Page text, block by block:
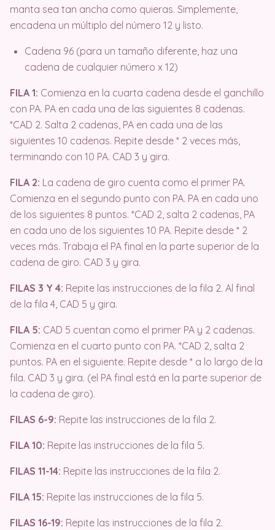
manta sea tan ancha como quieras. Simplemente,
encadena un múltiplo del número 12 y listo.
Cadena 96 (para un tamaño diferente, haz una
cadena de cualquier número x 12)
FILA 1: Comienza en la cuarta cadena desde el ganchillo
con PA. PA en cada una de las siguientes 8 cadenas.
*CAD 2. Salta 2 cadenas, PA en cada una de las
siguientes 10 cadenas. Repite desde * 2 veces más,
terminando con 10 PA. CAD 3 y gira.
FILA 2: La cadena de giro cuenta como el primer PA.
Comienza en el segundo punto con PA. PA en cada uno
de los siguientes 8 puntos. *CAD 2, salta 2 cadenas, PA
en cada uno de los siguientes 10 PA. Repite desde * 2
veces más. Trabaja el PA final en la parte superior de la
cadena de giro. CAD 3 y gira.
FILAS 3 Y 4: Repite las instrucciones de la fila 2. Al final
de la fila 4, CAD 5 y gira.
FILA 5: CAD 5 cuentan como el primer PA y 2 cadenas.
Comienza en el cuarto punto con PA. *CAD 2, salta 2
puntos. PA en el siguiente. Repite desde * a lo largo de la
fila. CAD 3 y gira. (el PA final está en la parte superior de
la cadena de giro).
FILAS 6-9: Repite las instrucciones de la fila 2.
FILA 10: Repite las instrucciones de la fila 5.
FILAS 11-14: Repite las instrucciones de la fila 2.
FILA 15: Repite las instrucciones de la fila 5.
FILAS 16-19: Repite las instrucciones de la fila 2.